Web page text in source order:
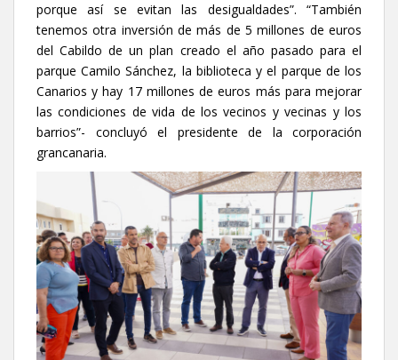
porque así se evitan las desigualdades”. “También
tenemos otra inversión de más de 5 millones de euros
del Cabildo de un plan creado el año pasado para el
parque Camilo Sánchez, la biblioteca y el parque de los
Canarios y hay 17 millones de euros más para mejorar
las condiciones de vida de los vecinos y vecinas y los
barrios”- concluyó el presidente de la corporación
grancanaria.